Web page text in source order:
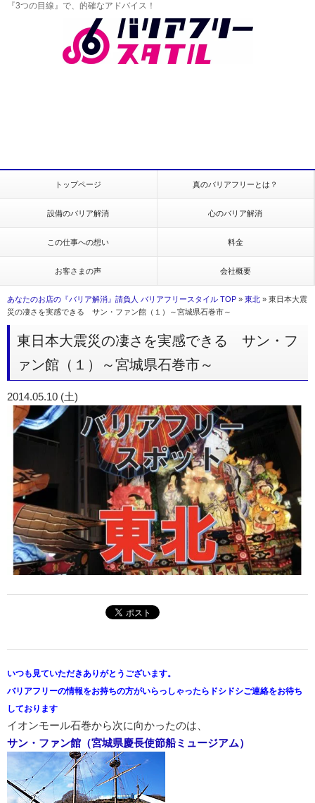
『3つの目線』で、的確なアドバイス！
トップページ 真のバリアフリーとは？
設備のバリア解消 心のバリア解消
この仕事への想い 料金
お客さまの声 会社概要
あなたのお店の『バリア解消』請負人 バリアフリースタイル TOP » 東北 » 東日本大震
災の凄さを実感できる サン・ファン館（１）～宮城県石巻市～
東日本大震災の凄さを実感できる サン・フ
ァン館（１）～宮城県石巻市～
2014.05.10 (土)
いつも見ていただきありがとうございます。
バリアフリーの情報をお持ちの方がいらっしゃったらドシドシご連絡をお待ち
しております
イオンモール石巻から次に向かったのは、
サン・ファン館（宮城県慶長使節船ミュージアム）